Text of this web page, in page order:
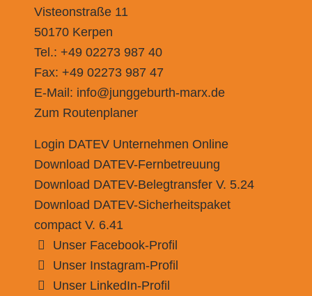
Visteonstraße 11
50170 Kerpen
Tel.: +49 02273 987 40
Fax: +49 02273 987 47
E-Mail: info@junggeburth-marx.de
Zum Routenplaner
Login DATEV Unternehmen Online
Download DATEV-Fernbetreuung
Download DATEV-Belegtransfer V. 5.24
Download DATEV-Sicherheitspaket
compact V. 6.41
Unser Facebook-Profil
Unser Instagram-Profil
Unser LinkedIn-Profil